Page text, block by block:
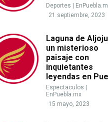
Deportes
21 septiembre, 2023
Laguna de
un misterioso
paisaje con
inquietantes
leyendas en
Espectaculos
EnPuebla.mx
15 mayo, 2023